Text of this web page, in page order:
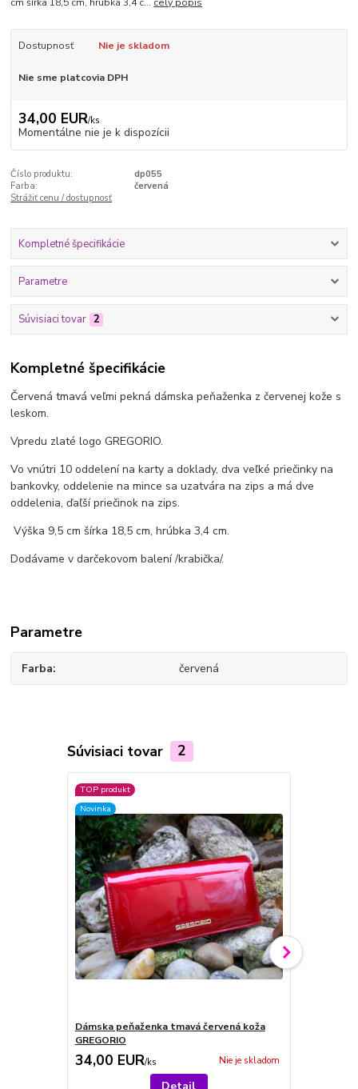
Dostupnosť Nie je skladom
Nie sme platcovia DPH
34,00 EUR/ks
Momentálne nie je k dispozícii
Číslo produktu:
dp055
Farba:
červená
Strážiť cenu / dostupnosť
Kompletné špecifikácie
Parametre
Súvisiaci tovar 2
Kompletné špecifikácie
Červená tmavá veľmi pekná dámska peňaženka z červenej kože s
leskom.
Vpredu zlaté logo GREGORIO.
Vo vnútri 10 oddelení na karty a doklady, dva veľké priečinky na
bankovky, oddelenie na mince sa uzatvára na zips a má dve
oddelenia, ďaľší priečinok na zips.
Výška 9,5 cm šírka 18,5 cm, hrúbka 3,4 cm.
Dodávame v darčekovom balení /krabička/.
Parametre
Farba červená
Súvisiaci tovar 2
TOP produkt
Novinka
Dámska peňaženka tmavá červená koža
GREGORIO
34,00 EUR/ks Nie je skladom